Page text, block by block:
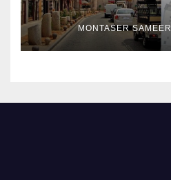
MONTASER SAMEER